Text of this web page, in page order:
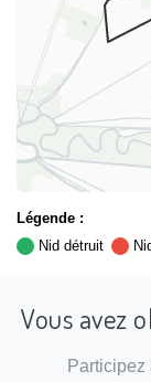
Légende :
Nid détruit
Vous avez